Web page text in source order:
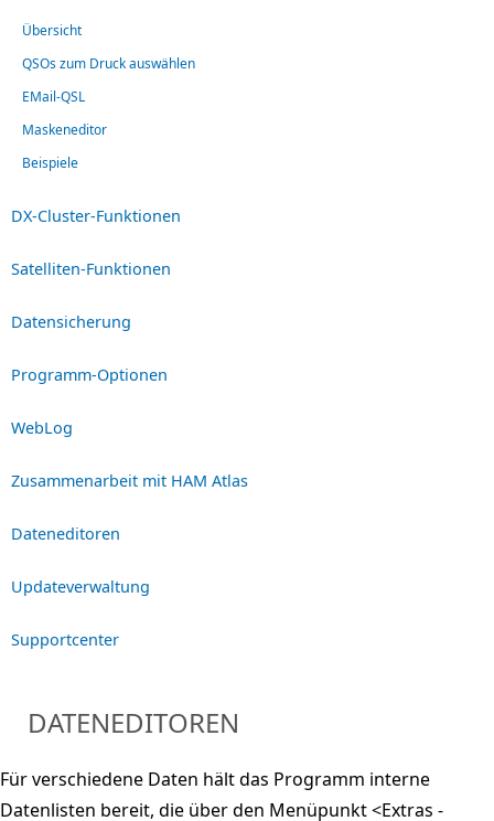
Übersicht
QSOs zum Druck auswählen
EMail-QSL
Maskeneditor
Beispiele
DX-Cluster-Funktionen
Satelliten-Funktionen
Datensicherung
Programm-Optionen
WebLog
Zusammenarbeit mit HAM Atlas
Dateneditoren
Updateverwaltung
Supportcenter
DATENEDITOREN
Für verschiedene Daten hält das Programm interne
Datenlisten bereit, die über den Menüpunkt <Extras -